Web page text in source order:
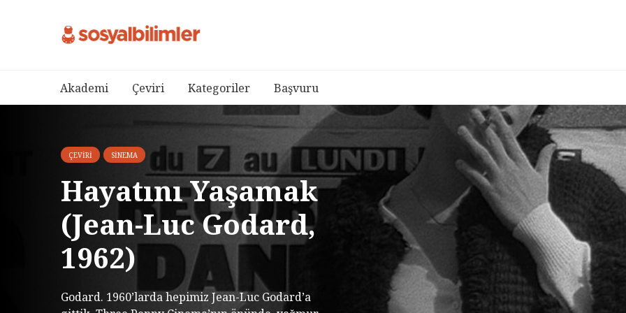
Akademi Çeviri Kategoriler Başvuru
ÇEVIRI SINEMA
Hayatını Yaşamak
(Jean-Luc Godard,
1962)
Godard. 1960’larda hepimiz Jean-Luc Godard’a